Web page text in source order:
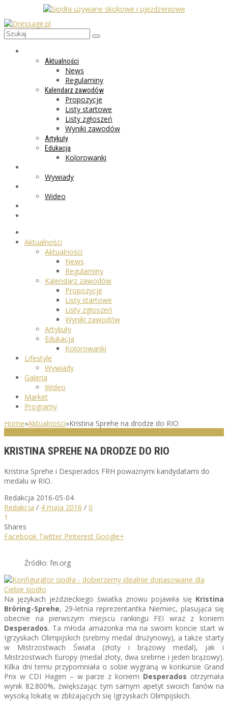
Aktualności
News
Regulaminy
Kalendarz zawodów
Propozycje
Listy startowe
Listy zgłoszeń
Wyniki zawodów
Artykuły
Edukacja
Kolorowanki
Wywiady
Wideo
Aktualności
Aktualności
News
Regulaminy
Kalendarz zawodów
Propozycje
Listy startowe
Listy zgłoszeń
Wyniki zawodów
Artykuły
Edukacja
Kolorowanki
Lifestyle
Wywiady
Galeria
Wideo
Market
Programy
Home»Aktualności»Kristina Sprehe na drodze do RIO
KRISTINA SPREHE NA DRODZE DO RIO
Kristina Sprehe i Desperados FRH poważnymi kandydatami do
medalu w RIO.
Redakcja 2016-05-04
Redakcja / 4 maja 2016 / 0
1
Shares
Facebook Twitter Pinterest Google+
Źródło: fei.org
Na językach jeździeckiego światka znowu pojawiła się Kristina
Bröring-Sprehe, 29-letnia reprezentantka Niemiec, plasująca się
obecnie na pierwszym miejscu rankingu FEI wraz z koniem
Desperados. Ta młoda amazonka ma na swoim koncie start w
Igrzyskach Olimpijskich (srebrny medal drużynowy), a także starty
w Mistrzostwach Świata (złoty i brązowy medal), jak i
Mistrzostwach Europy (medal złoty, dwa srebrne i jeden brązowy).
Kilka dni temu przypomniała o sobie wygraną w konkursie Grand
Prix w CDI Hagen – w parze z koniem Desperados otrzymała
wynik 82.800%, zwiększając tym samym apetyt swoich fanów na
wysoką lokatę w zbliżających się Igrzyskach Olimpijskich.